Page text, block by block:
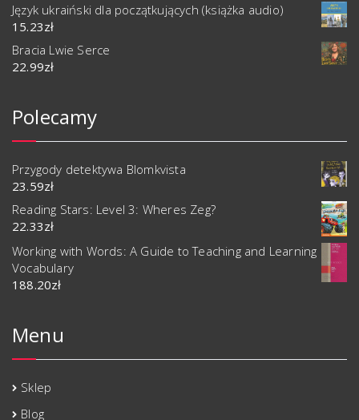
Język ukraiński dla początkujących (książka audio)
15.23zł
Bracia Lwie Serce
22.99zł
Polecamy
Przygody detektywa Blomkvista
23.59zł
Reading Stars: Level 3: Wheres Zeg?
22.33zł
Working with Words: A Guide to Teaching and Learning
Vocabulary
188.20zł
Menu
Sklep
Blog